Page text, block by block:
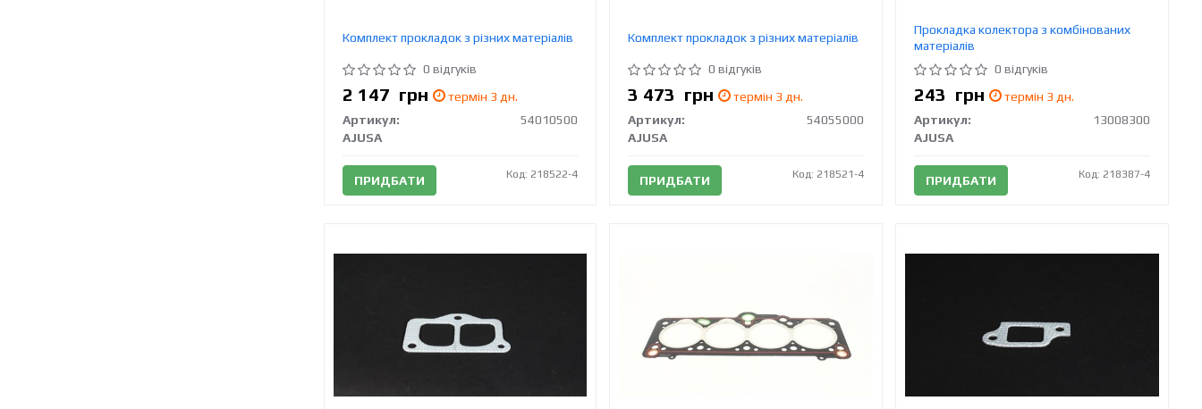
Комплект прокладок з різних матеріалів
0 відгуків
2 147 грн
термін 3 дн.
Артикул:
54010500
AJUSA
ПРИДБАТИ Код: 218522-4
Комплект прокладок з різних матеріалів
0 відгуків
3 473 грн
термін 3 дн.
Артикул:
54055000
AJUSA
ПРИДБАТИ Код: 218521-4
Прокладка колектора з комбінованих
матеріалів
0 відгуків
243 грн
термін 3 дн.
Артикул:
13008300
AJUSA
ПРИДБАТИ Код: 218387-4